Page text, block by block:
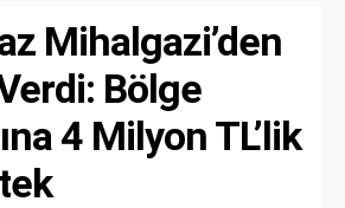
Mihalgazi’den
Bölge
4 Milyon TL’lik